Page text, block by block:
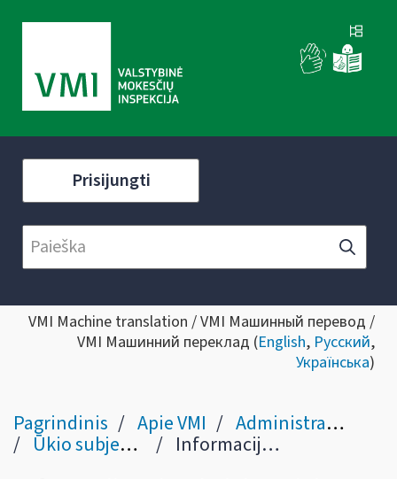
Prisijungti
VMI Machine translation / VMI Машинный перевод /
VMI Машинний переклад (English, Русский,
Українська)
Pagrindinis Apie VMI Administracinė informacija
Ūkio subjektų priežiūra Informacija apie administracinius sprendimus dėl poveikio priemonių taikymo